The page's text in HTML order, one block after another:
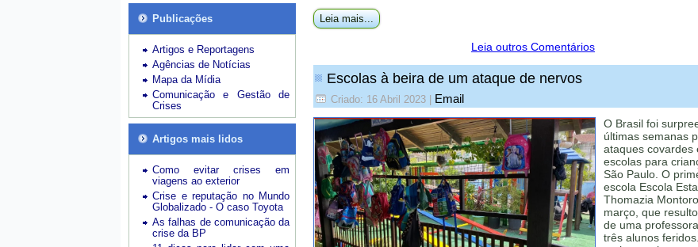
Publicações
Artigos e Reportagens
Agências de Notícias
Mapa da Mídia
Comunicação e Gestão de
Crises
Artigos mais lidos
Como evitar crises em
viagens ao exterior
Crise e reputação no Mundo
Globalizado - O caso Toyota
As falhas de comunicação da
crise da BP
Leia mais...
Leia outros Comentários
Escolas à beira de um ataque de nervos
Criado: 16 Abril 2023 Email
O Brasil foi
últimas semanas
ataques covardes
escolas para
São Paulo. O
escola Escola
Thomazia
março, que
de uma
três alunos